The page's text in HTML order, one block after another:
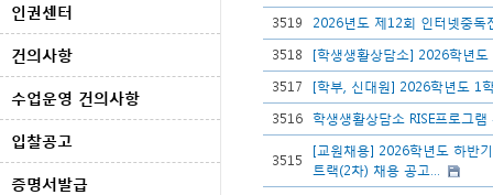
인권센터
건의사항
수업운영 건의사항
입찰공고
증명서발급
3519
2026년도 제12회 인터넷중독
3518
[학생생활상담소] 2026학년
3517
[학부, 신대원] 2026학년도 1
3516 학생생활상담소 RISE프로그
3515
[교원채용] 2026학년도 하반
트랙(2차) 채용 공고...